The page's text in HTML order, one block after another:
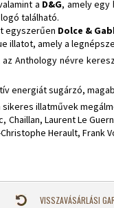
a D&G, amely
található.
egyszerűen Dolce &
illatot, amely a
az Anthology névre
energiát sugárzó,
illatművek
Chaillan, Laurent Le
Herault, Frank
VISSZAVÁSÁRLÁSI